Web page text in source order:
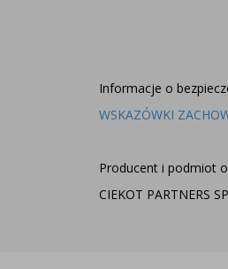
Informacje o
WSKAZÓWKI
Producent i podmiot
CIEKOT PARTNERS